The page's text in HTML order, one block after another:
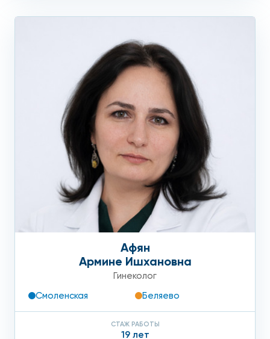
Афян
Армине Ишхановна
Гинеколог
Смоленская
Беляево
СТАЖ РАБОТЫ
19 лет